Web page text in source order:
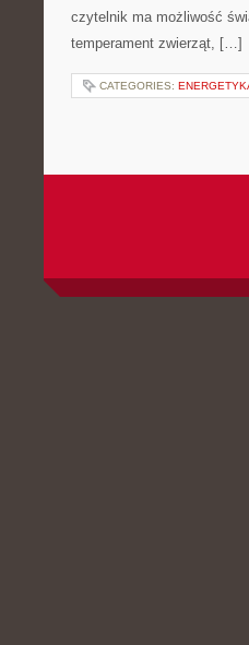
czytelnik ma możliwość
temperament zwierząt, […]
CATEGORIES: